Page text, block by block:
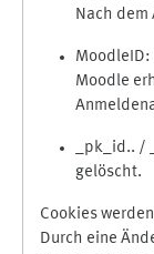
Nach dem
MoodleID:
Moodle
_pk_id.. /
gelöscht.
Cookies
Durch eine